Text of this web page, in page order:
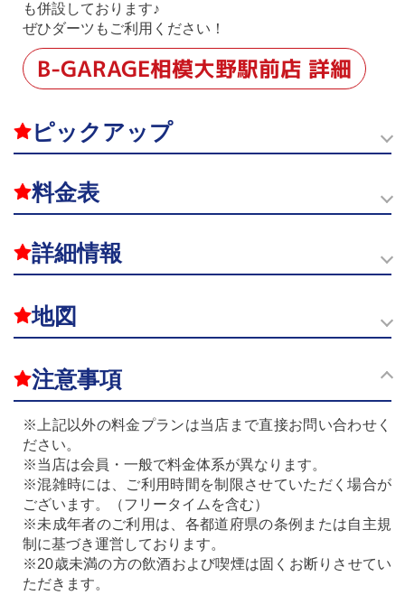
も併設しております♪
ぜひダーツもご利用ください！
B-GARAGE相模大野駅前店 詳細
ピックアップ
料金表
詳細情報
地図
注意事項
※上記以外の料金プランは当店まで直接お問い合わせく
ださい。
※当店は会員・一般で料金体系が異なります。
※混雑時には、ご利用時間を制限させていただく場合が
ございます。（フリータイムを含む）
※未成年者のご利用は、各都道府県の条例または自主規
制に基づき運営しております。
※20歳未満の方の飲酒および喫煙は固くお断りさせてい
ただきます。